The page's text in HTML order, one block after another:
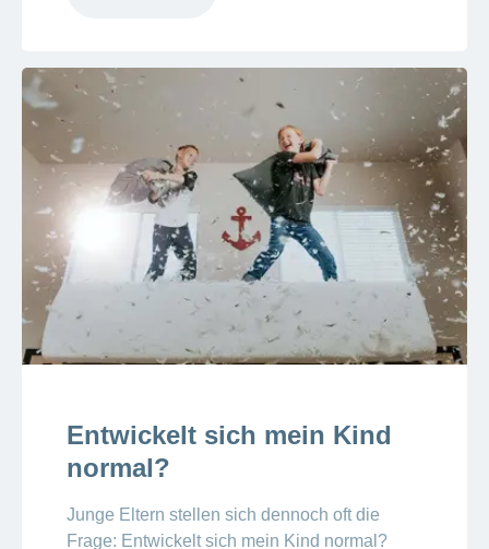
Entwickelt sich mein Kind
normal?
Junge Eltern stellen sich dennoch oft die
Frage: Entwickelt sich mein Kind normal?